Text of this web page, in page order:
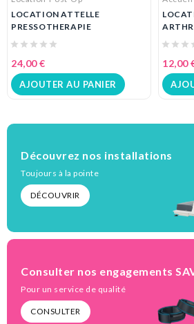
LOCATION ATTELLE
PRESSOTHERAPIE
24,00 €
AJOUTER AU PANIER
12,00
Découvrez nos installations
Toujours à la pointe
DÉCOUVRIR
Consulter nos engagements
Pour un service de qualité
CONSULTER